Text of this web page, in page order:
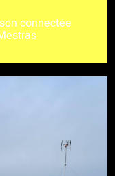
connectée